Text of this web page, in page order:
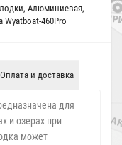
, Алюминиевая,
460Pro
Оплата и доставка
для
и озерах при
может